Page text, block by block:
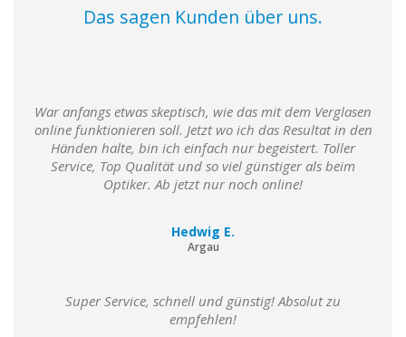
Das sagen Kunden über uns.
War anfangs etwas skeptisch, wie das mit dem Verglasen
online funktionieren soll. Jetzt wo ich das Resultat in den
Händen halte, bin ich einfach nur begeistert. Toller
Service, Top Qualität und so viel günstiger als beim
Optiker. Ab jetzt nur noch online!
Hedwig E.
Argau
Super Service, schnell und günstig! Absolut zu
empfehlen!